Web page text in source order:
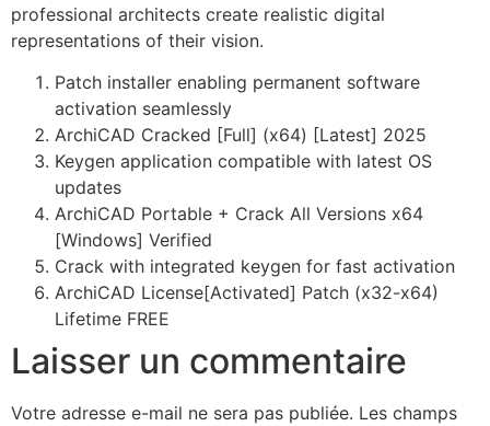
professional architects create realistic digital
representations of their vision.
Patch installer enabling permanent software
activation seamlessly
ArchiCAD Cracked [Full] (x64) [Latest] 2025
Keygen application compatible with latest OS
updates
ArchiCAD Portable + Crack All Versions x64
[Windows] Verified
Crack with integrated keygen for fast activation
ArchiCAD License[Activated] Patch (x32-x64)
Lifetime FREE
Laisser un commentaire
Votre adresse e-mail ne sera pas publiée. Les champs